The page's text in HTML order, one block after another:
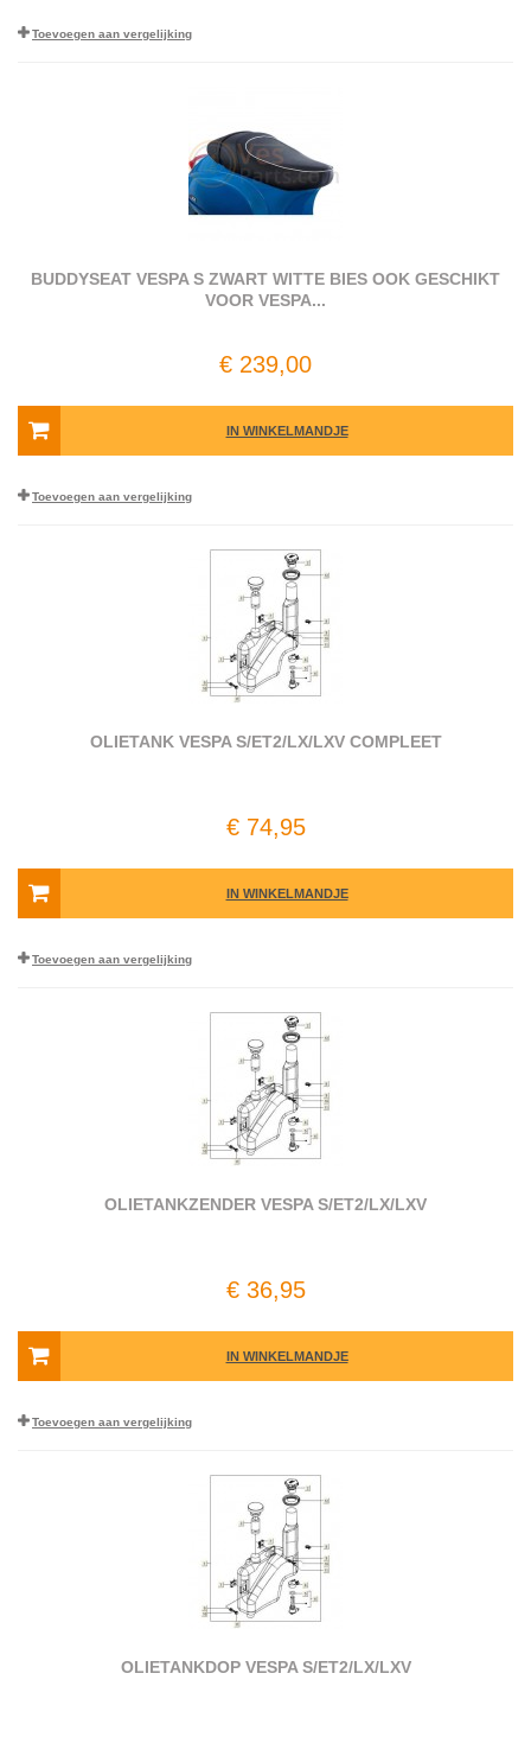
Toevoegen aan vergelijking
BUDDYSEAT VESPA S ZWART WITTE BIES OOK GESCHIKT
VOOR VESPA...
€ 239,00
IN WINKELMANDJE
Toevoegen aan vergelijking
OLIETANK VESPA S/ET2/LX/LXV COMPLEET
€ 74,95
IN WINKELMANDJE
Toevoegen aan vergelijking
OLIETANKZENDER VESPA S/ET2/LX/LXV
€ 36,95
IN WINKELMANDJE
Toevoegen aan vergelijking
OLIETANKDOP VESPA S/ET2/LX/LXV